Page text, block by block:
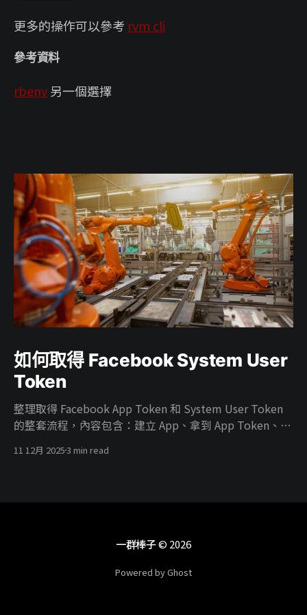
更多的操作可以參考 rvm cli
參考資料
rbenv另一個選擇
如何取得 Facebook System User
Token
整理取得 Facebook App Token 和 System User Token
的整套流程，內容包含：建立 App、拿到 App Token、在
User、把 App 掛進 Business、開 ads_read／
11 12月 20253 min read
一群棒子© 2026
Powered by Ghost